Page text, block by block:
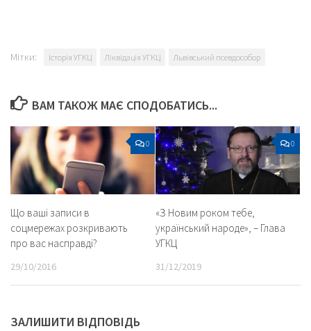
Мітки: Історія УГКЦ Ліквідація УГКЦ Львівський псевдособор
ВАМ ТАКОЖ МАЄ СПОДОБАТИСЬ...
0
Що ваші записи в
соцмережах розкривають
про вас насправді?
29/10/2016
0
«З Новим роком тебе,
український народе», – Глава
УГКЦ
31/12/2019
ЗАЛИШИТИ ВІДПОВІДЬ